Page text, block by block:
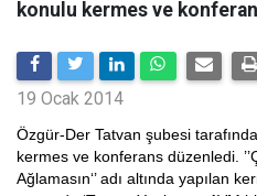
konulu kermes ve
19 Ocak 2014
Özgür-Der Tatvan şubesi
kermes ve konferans düzenledi.
Ağlamasın‘’ adı altında yapılan